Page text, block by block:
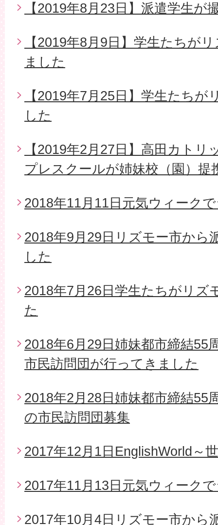
【2019年8月23日】派遣学生が
【2019年8月9日】学生たちが
ました
【2019年7月25日】学生たち
した
【2019年2月27日】高田カト
プレスクールが姉妹校（園）提
2018年11月11日元気ウィーク
2018年9月29日リズモー市から
した
2018年7月26日学生たちがリズ
た
2018年6月29日姉妹都市締結55
市民訪問団が行ってきました
2018年2月28日姉妹都市締結55
の市民訪問団募集
2017年12月1日EnglishWorld～
2017年11月13日元気ウィーク
2017年10月4日リズモー市から